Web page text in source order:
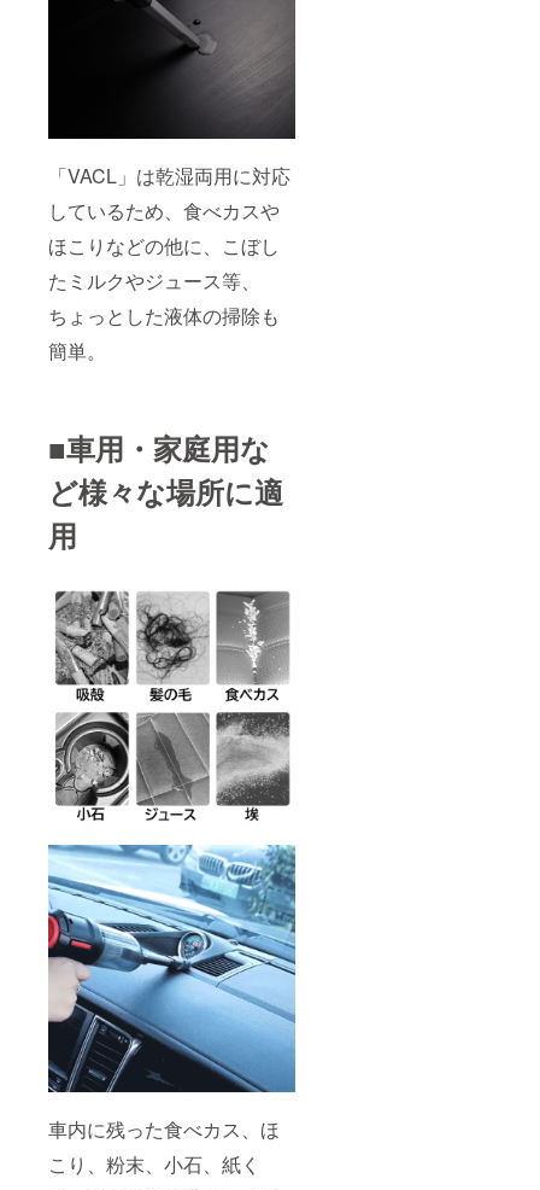
「VACL」は乾湿両用に対応
しているため、食べカスや
ほこりなどの他に、こぼし
たミルクやジュース等、
ちょっとした液体の掃除も
簡単。
■車用・家庭用な
ど様々な場所に適
用
車内に残った食べカス、ほ
こり、粉末、小石、紙く